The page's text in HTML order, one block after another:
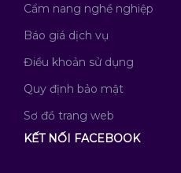
Cẩm nang nghề nghiệp
Báo giá dịch vụ
Điều khoản sử dụng
Quy định bảo mật
Sơ đồ trang web
KẾT NỐI FACEBOOK